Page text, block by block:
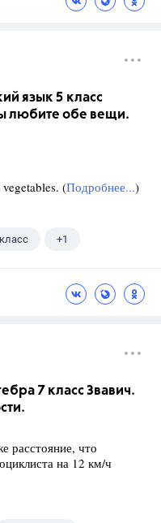
язык 5 класс
любите обе вещи.
(Подробнее...)
+1
7 класс Звавич.
расстояние, что
на 12 км/ч